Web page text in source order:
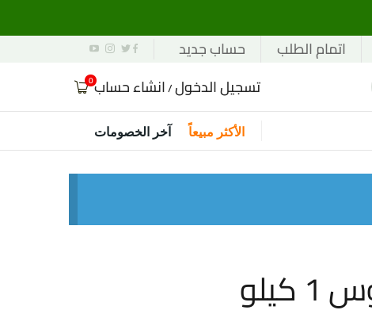
اتمام الطلب حساب جديد
تسجيل الدخول/انشاء حساب0
الأكثر مبيعاً آخر الخصومات